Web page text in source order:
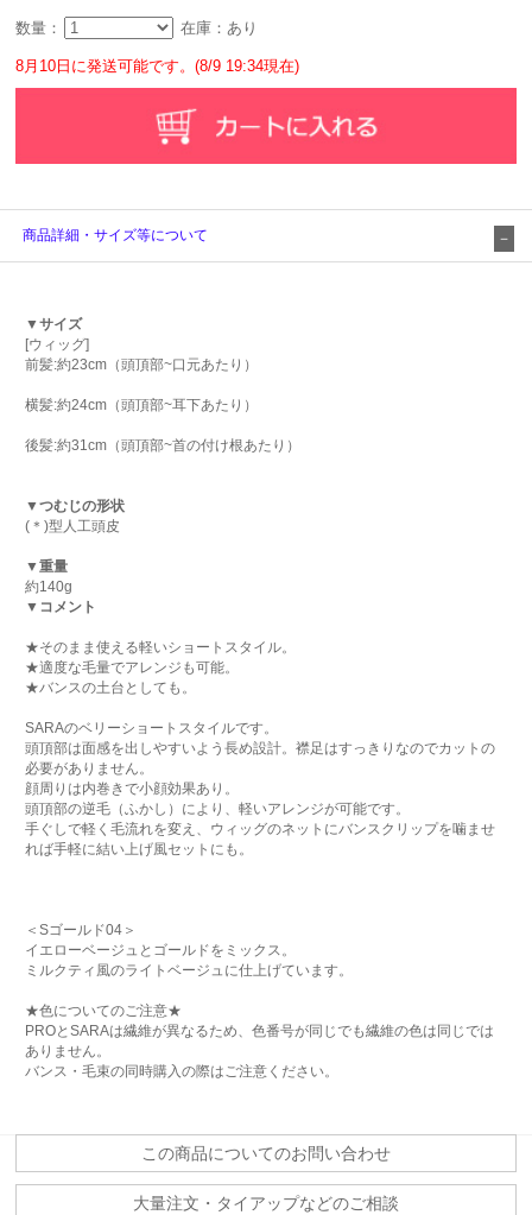
数量： 在庫：あり
8月10日に発送可能です。(8/9 19:34現在)
商品詳細・サイズ等について
▼サイズ
[ウィッグ]
前髪:約23cm（頭頂部~口元あたり）
横髪:約24cm（頭頂部~耳下あたり）
後髪:約31cm（頭頂部~首の付け根あたり）
▼つむじの形状
(＊)型人工頭皮
▼重量
約140g
▼コメント
★そのまま使える軽いショートスタイル。
★適度な毛量でアレンジも可能。
★バンスの土台としても。
SARAのベリーショートスタイルです。
頭頂部は面感を出しやすいよう長め設計。襟足はすっきりなのでカットの
必要がありません。
顔周りは内巻きで小顔効果あり。
頭頂部の逆毛（ふかし）により、軽いアレンジが可能です。
手ぐしで軽く毛流れを変え、ウィッグのネットにバンスクリップを噛ませ
れば手軽に結い上げ風セットにも。
＜Sゴールド04＞
イエローベージュとゴールドをミックス。
ミルクティ風のライトベージュに仕上げています。
★色についてのご注意★
PROとSARAは繊維が異なるため、色番号が同じでも繊維の色は同じでは
ありません。
バンス・毛束の同時購入の際はご注意ください。
この商品についてのお問い合わせ
大量注文・タイアップなどのご相談